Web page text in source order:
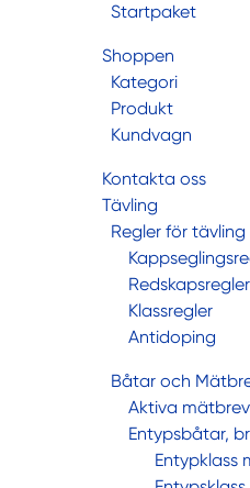
Startpaket
Shoppen
Kategori
Produkt
Kundvagn
Kontakta oss
Tävling
Regler för tävling
Klassregler
Antidoping
Båtar och
Aktiva
Entypsbåtar,
Entypklass